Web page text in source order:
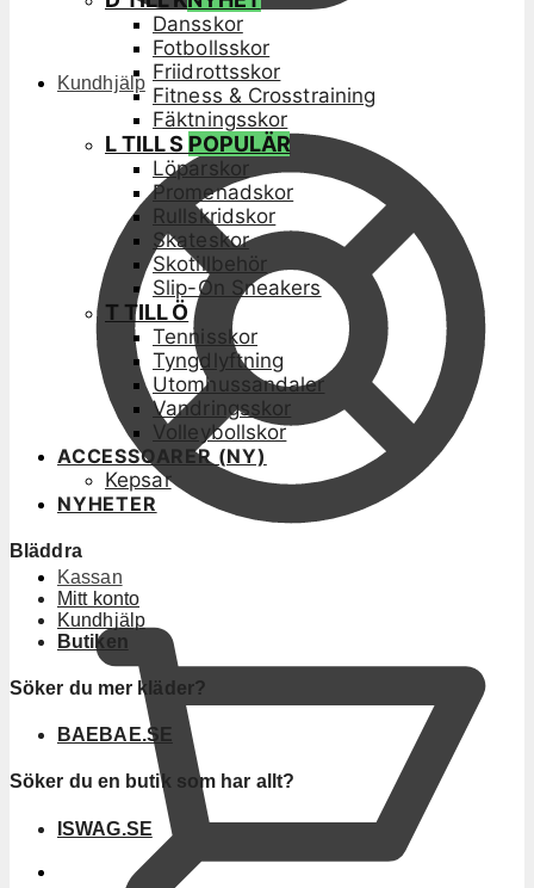
Kundhjälp
Kassan
Dansskor
Fotbollsskor
Friidrottsskor
Fitness & Crosstraining
Fäktningsskor
L TILL S POPULÄR
Löparskor
Promenadskor
Rullskridskor
Skateskor
Skotillbehör
Slip-On Sneakers
T TILL Ö
Tennisskor
Tyngdlyftning
Utomhussandaler
Vandringsskor
Volleybollskor
ACCESSOARER (NY)
Kepsar
NYHETER
Bläddra
Mitt konto
Kundhjälp
Butiken
Söker du mer kläder?
BAEBAE.SE
Söker du en butik som har allt?
ISWAG.SE